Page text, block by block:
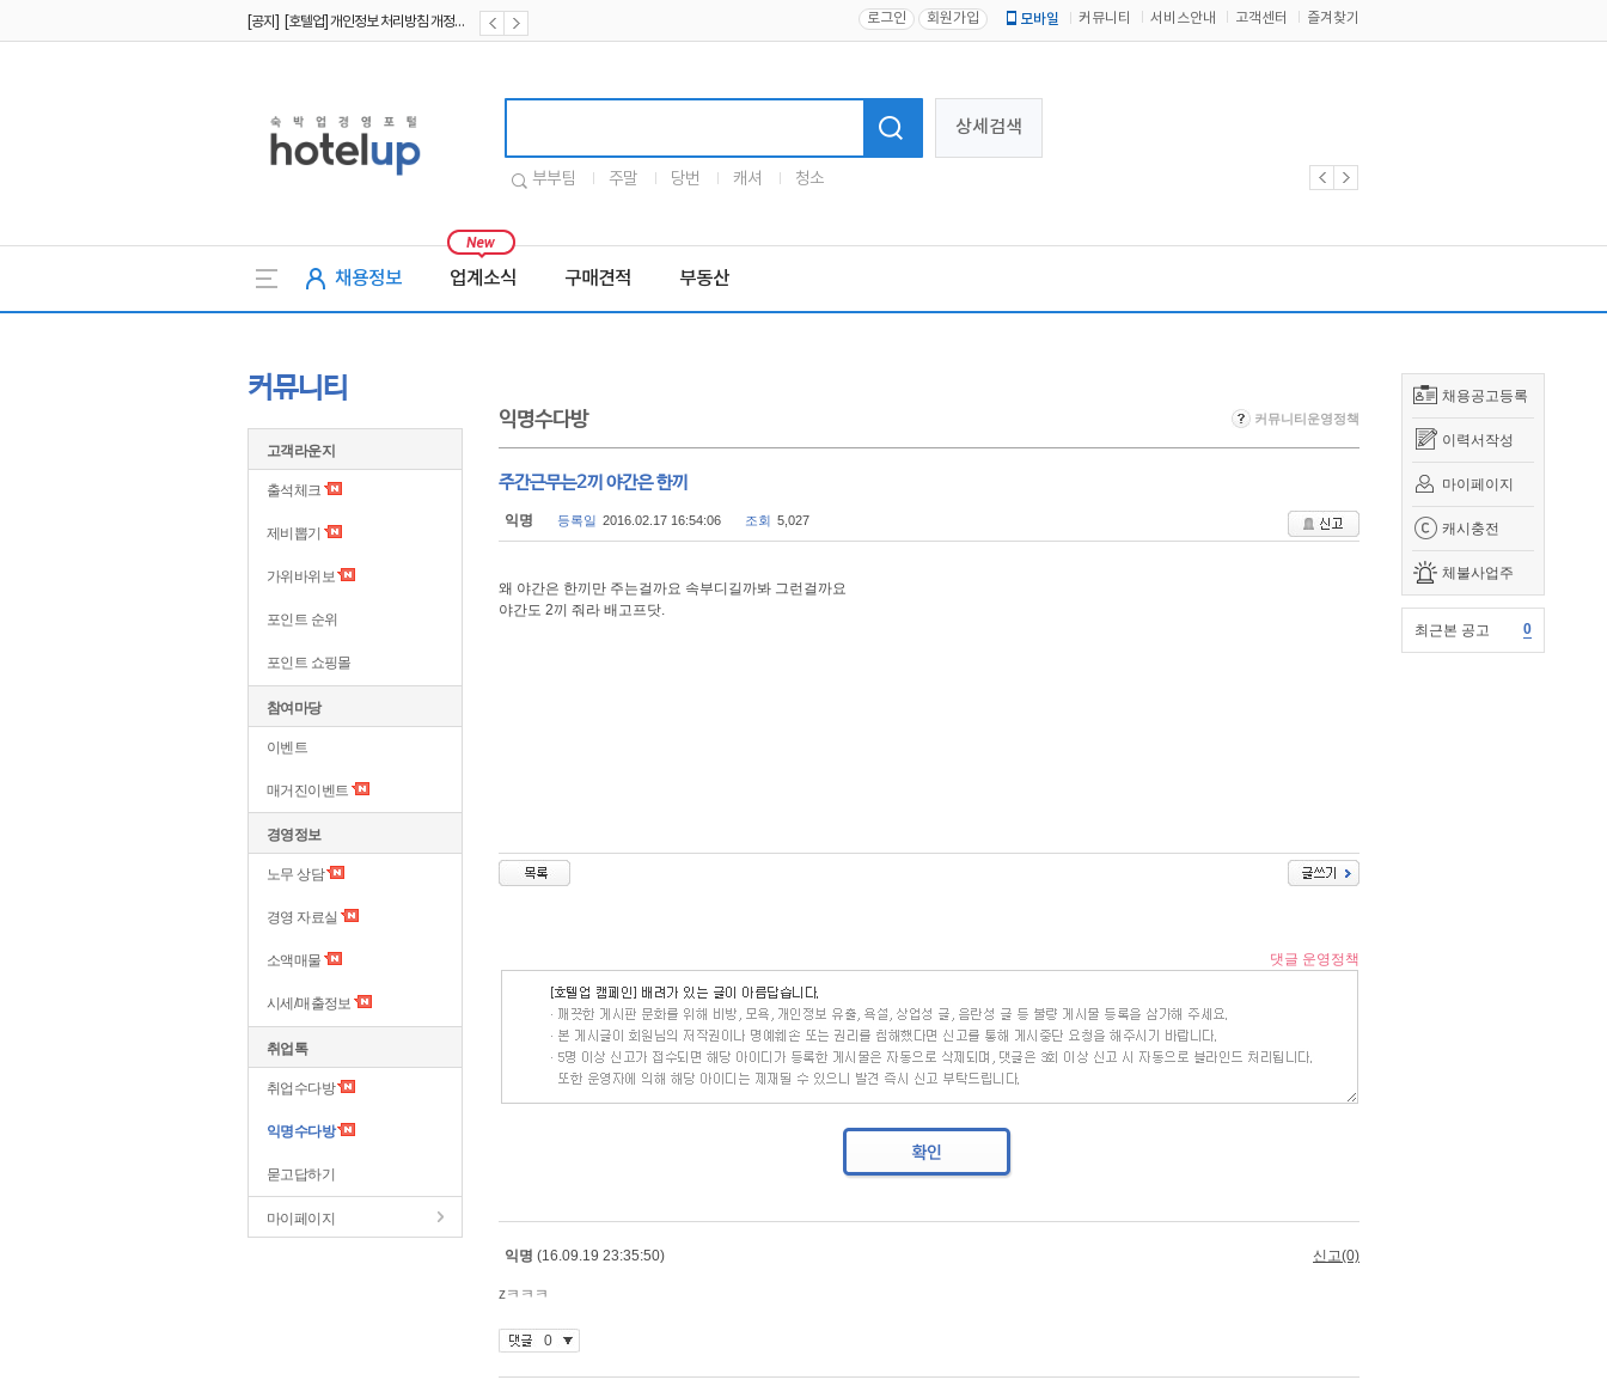
[공지] [호텔업] 개인정보 처리방침 개정본1 (19.09.02) 로그인 회원가입 모바일 커뮤니티 서비스안내 고객센터 즐겨찾기
상세검색
부부팀 주말 당번 캐셔 청소
채용정보 업계소식 구매견적 부동산
채용공고등록
이력서작성
마이페이지
캐시충전
체불사업주
최근본 공고 0
커뮤니티
고객라운지
출석체크
제비뽑기
가위바위보
포인트 순위
포인트 쇼핑몰
참여마당
이벤트
매거진이벤트
경영정보
노무 상담
경영 자료실
소액매물
시세/매출정보
취업톡
취업수다방
익명수다방
묻고답하기
마이페이지
익명수다방 커뮤니티운영정책
주간근무는2끼 야간은 한끼
익명 등록일 2016.02.17 16:54:06 조회 5,027
왜 야간은 한끼만 주는걸까요 속부디길까봐 그런걸까요
야간도 2끼 줘라 배고프닷.